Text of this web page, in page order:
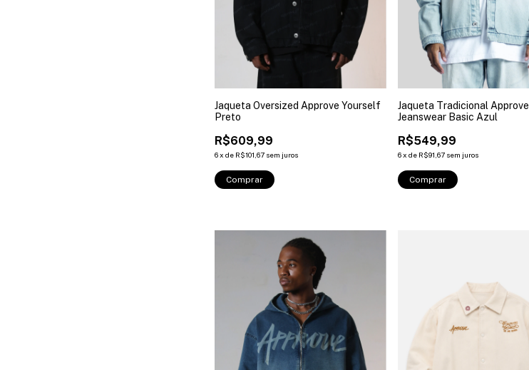
Jaqueta Oversized Approve Yourself
Preto
R$609,99
6x de R$101,67 sem juros
Comprar
Jaqueta Tradicional Approve
Jeanswear Basic Azul
R$549,99
6 x de R$91,67 sem juros
Comprar